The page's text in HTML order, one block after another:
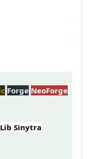
Forge NeoForge
Sinytra